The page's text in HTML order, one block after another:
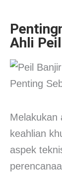
Ahli
Melakukan
keahlian
aspek